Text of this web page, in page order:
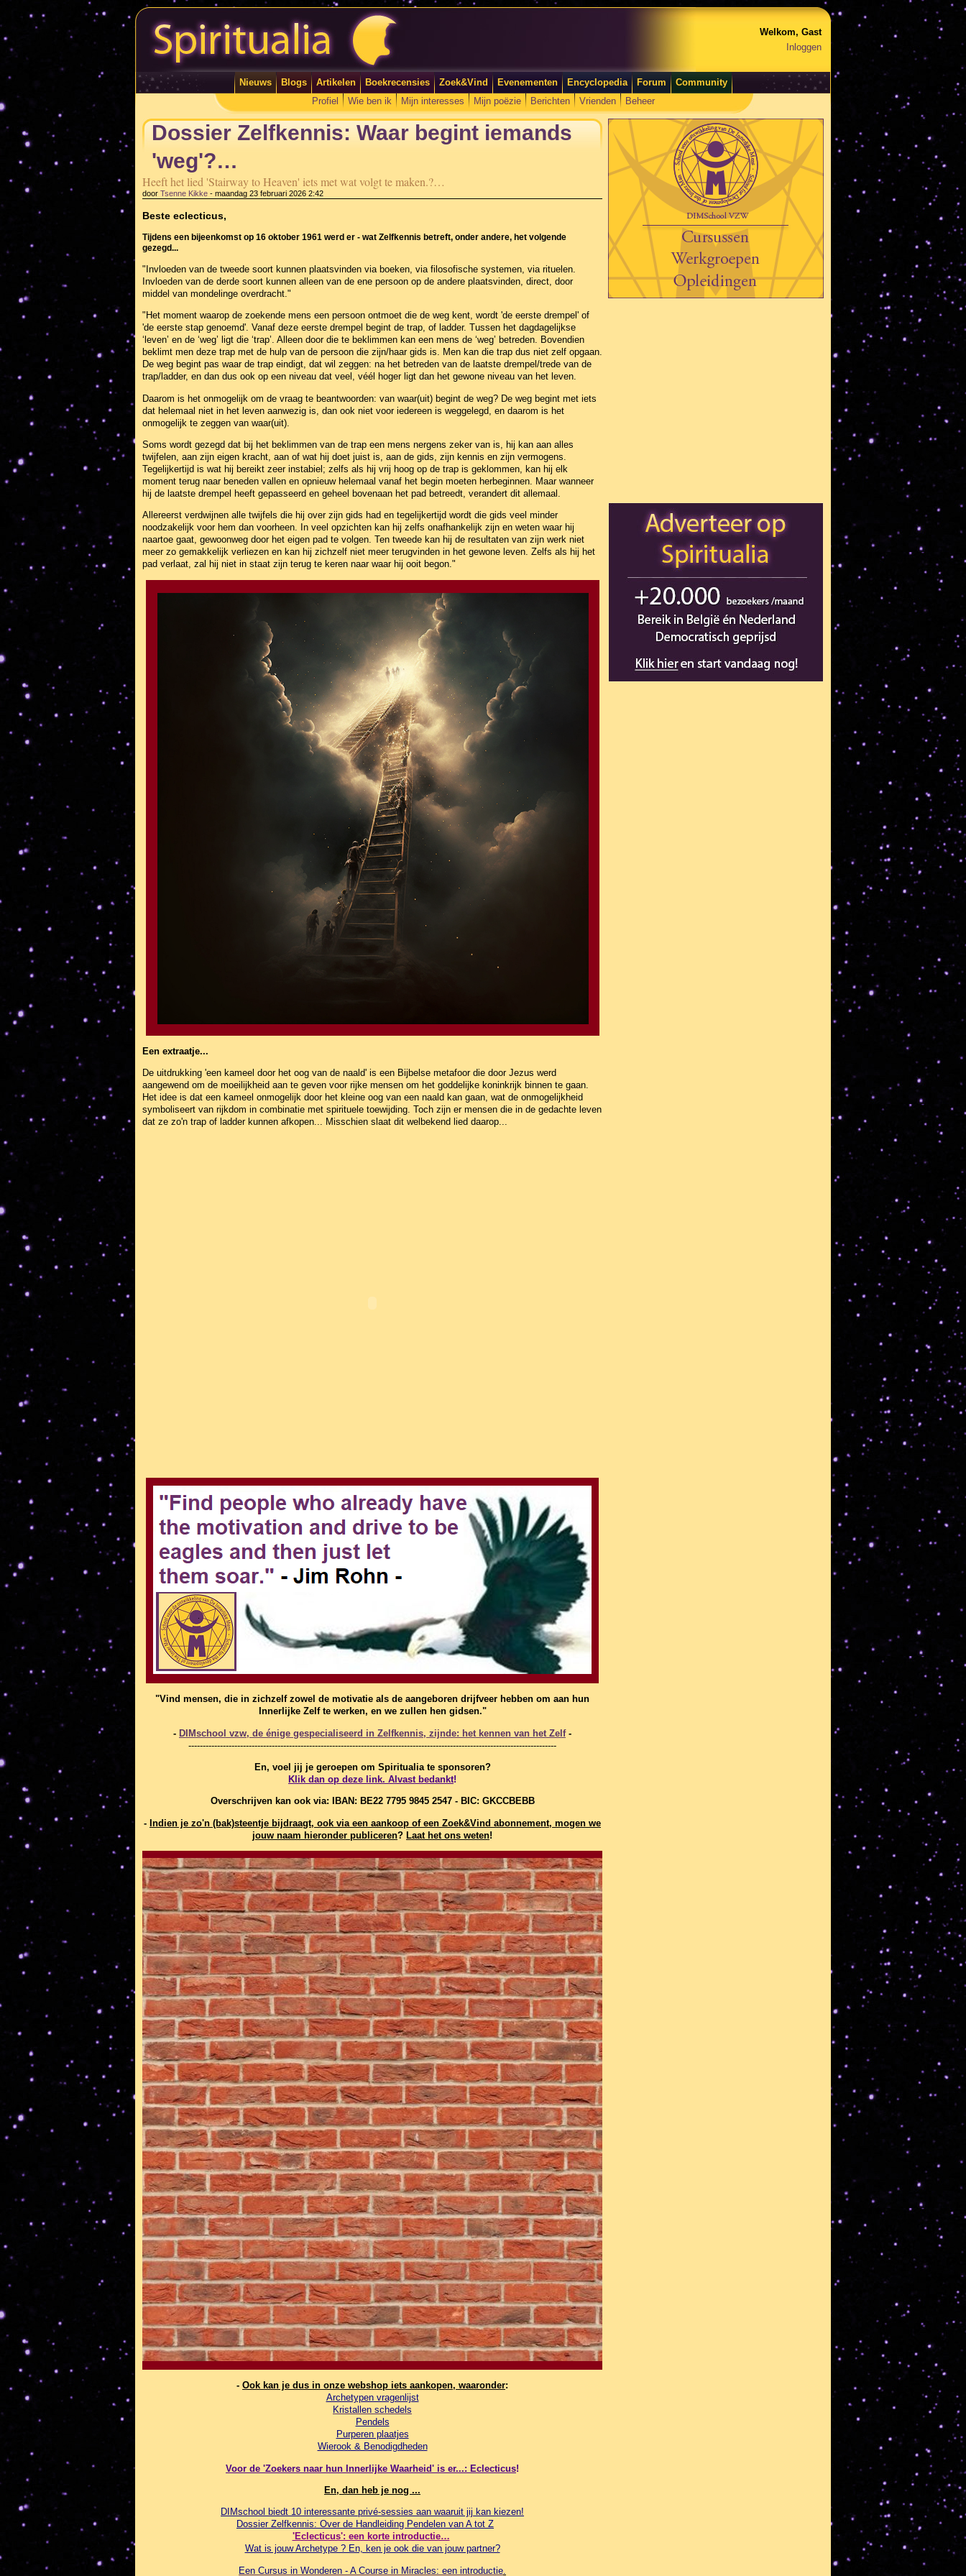
Welkom, Gast
Inloggen
Nieuws Blogs Artikelen Boekrecensies Zoek&Vind Evenementen Encyclopedia Forum
Community
Profiel
Wie ben ik Mijn interesses Mijn poëzie Berichten Vrienden Beheer
Dossier Zelfkennis: Waar begint iemands
'weg'?…
Heeft het lied 'Stairway to Heaven' iets met wat volgt te maken.?…
door Tsenne Kikke - maandag 23 februari 2026 2:42
Beste eclecticus,
Tijdens een bijeenkomst op 16 oktober 1961 werd er - wat Zelfkennis betreft, onder andere, het volgende
gezegd...
"Invloeden van de tweede soort kunnen plaatsvinden via boeken, via filosofische systemen, via rituelen.
Invloeden van de derde soort kunnen alleen van de ene persoon op de andere plaatsvinden, direct, door
middel van mondelinge overdracht."
"Het moment waarop de zoekende mens een persoon ontmoet die de weg kent, wordt 'de eerste drempel' of
'de eerste stap genoemd'. Vanaf deze eerste drempel begint de trap, of ladder. Tussen het dagdagelijkse
‘leven’ en de ‘weg’ ligt die ‘trap’. Alleen door die te beklimmen kan een mens de ‘weg’ betreden. Bovendien
beklimt men deze trap met de hulp van de persoon die zijn/haar gids is. Men kan die trap dus niet zelf opgaan.
De weg begint pas waar de trap eindigt, dat wil zeggen: na het betreden van de laatste drempel/trede van de
trap/ladder, en dan dus ook op een niveau dat veel, véél hoger ligt dan het gewone niveau van het leven.
Daarom is het onmogelijk om de vraag te beantwoorden: van waar(uit) begint de weg? De weg begint met iets
dat helemaal niet in het leven aanwezig is, dan ook niet voor iedereen is weggelegd, en daarom is het
onmogelijk te zeggen van waar(uit).
Soms wordt gezegd dat bij het beklimmen van de trap een mens nergens zeker van is, hij kan aan alles
twijfelen, aan zijn eigen kracht, aan of wat hij doet juist is, aan de gids, zijn kennis en zijn vermogens.
Tegelijkertijd is wat hij bereikt zeer instabiel; zelfs als hij vrij hoog op de trap is geklommen, kan hij elk
moment terug naar beneden vallen en opnieuw helemaal vanaf het begin moeten herbeginnen. Maar wanneer
hij de laatste drempel heeft gepasseerd en geheel bovenaan het pad betreedt, verandert dit allemaal.
Allereerst verdwijnen alle twijfels die hij over zijn gids had en tegelijkertijd wordt die gids veel minder
noodzakelijk voor hem dan voorheen. In veel opzichten kan hij zelfs onafhankelijk zijn en weten waar hij
naartoe gaat, gewoonweg door het eigen pad te volgen. Ten tweede kan hij de resultaten van zijn werk niet
meer zo gemakkelijk verliezen en kan hij zichzelf niet meer terugvinden in het gewone leven. Zelfs als hij het
pad verlaat, zal hij niet in staat zijn terug te keren naar waar hij ooit begon."
Een extraatje...
De uitdrukking 'een kameel door het oog van de naald' is een Bijbelse metafoor die door Jezus werd
aangewend om de moeilijkheid aan te geven voor rijke mensen om het goddelijke koninkrijk binnen te gaan.
Het idee is dat een kameel onmogelijk door het kleine oog van een naald kan gaan, wat de onmogelijkheid
symboliseert van rijkdom in combinatie met spirituele toewijding. Toch zijn er mensen die in de gedachte leven
dat ze zo'n trap of ladder kunnen afkopen... Misschien slaat dit welbekend lied daarop...
"Vind mensen, die in zichzelf zowel de motivatie als de aangeboren drijfveer hebben om aan hun
Innerlijke Zelf te werken, en we zullen hen gidsen."
- DIMschool vzw, de énige gespecialiseerd in Zelfkennis, zijnde: het kennen van het Zelf-
--------------------------------------------------------------------------------------------------------------------------------
En, voel jij je geroepen om Spiritualia te sponsoren?
Klik dan op deze link. Alvast bedankt!
Overschrijven kan ook via: IBAN: BE22 7795 9845 2547 - BIC: GKCCBEBB
- Indien je zo'n (bak)steentje bijdraagt, ook via een aankoop of een Zoek&Vind abonnement, mogen we
jouw naam hieronder publiceren? Laat het ons weten!
- Ook kan je dus in onze webshop iets aankopen, waaronder:
Archetypen vragenlijst
Kristallen schedels
Pendels
Purperen plaatjes
Wierook & Benodigdheden
Voor de 'Zoekers naar hun Innerlijke Waarheid' is er...: Eclecticus!
En, dan heb je nog ...
DIMschool biedt 10 interessante privé-sessies aan waaruit jij kan kiezen!
Dossier Zelfkennis: Over de Handleiding Pendelen van A tot Z
'Eclecticus': een korte introductie…
Wat is jouw Archetype ? En, ken je ook die van jouw partner?
Een Cursus in Wonderen - A Course in Miracles: een introductie